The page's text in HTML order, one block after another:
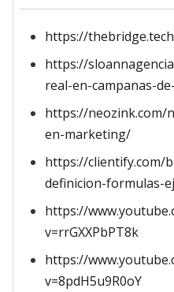
https://
https://
real-en-campanas-
https://neozink.com/
en-marketing/
https://clientify.com/
definicion-formulas-
https://
v=rrGXXPbPT8k
https://
v=8pdH5u9R0oY